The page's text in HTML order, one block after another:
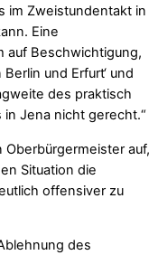
im Zweistundentakt in
Eine
auf Beschwichtigung,
und Erfurt‘ und
des praktisch
Jena nicht gerecht.​“
Oberbürgermeister auf,
Situation die
offensiver zu
des